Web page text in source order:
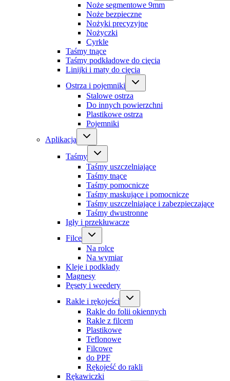
Noże segmentowe 9mm
Noże bezpieczne
Nożyki precyzyjne
Nożyczki
Cyrkle
Taśmy tnące
Taśmy podkładowe do cięcia
Linijki i maty do cięcia
Ostrza i pojemniki
Stalowe ostrza
Do innych powierzchni
Plastikowe ostrza
Pojemniki
Aplikacja
Taśmy
Taśmy uszczelniające
Taśmy tnące
Taśmy pomocnicze
Taśmy maskujące i pomocnicze
Taśmy uszczelniające i zabezpieczające
Taśmy dwustronne
Igły i przekłuwacze
Filce
Na rolce
Na wymiar
Kleje i podkłady
Magnesy
Pęsety i weedery
Rakle i rękojeści
Rakle do folii okiennych
Rakle z filcem
Plastikowe
Teflonowe
Filcowe
do PPF
Rękojeść do rakli
Rękawiczki